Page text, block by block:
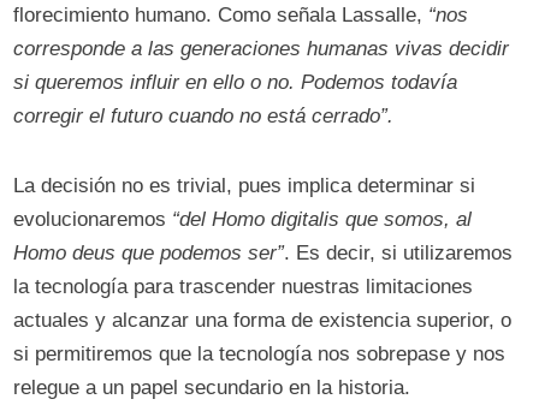
florecimiento humano. Como señala Lassalle, “nos
corresponde a las generaciones humanas vivas decidir
si queremos influir en ello o no. Podemos todavía
corregir el futuro cuando no está cerrado”.
La decisión no es trivial, pues implica determinar si
evolucionaremos “del Homo digitalis que somos, al
Homo deus que podemos ser”. Es decir, si utilizaremos
la tecnología para trascender nuestras limitaciones
actuales y alcanzar una forma de existencia superior, o
si permitiremos que la tecnología nos sobrepase y nos
relegue a un papel secundario en la historia.